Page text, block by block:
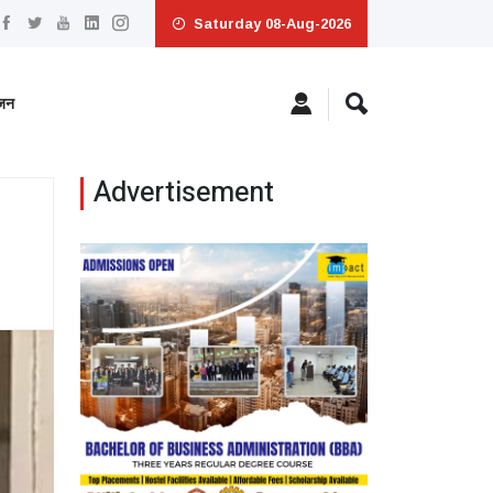
Saturday 08-Aug-2026
Advertisement